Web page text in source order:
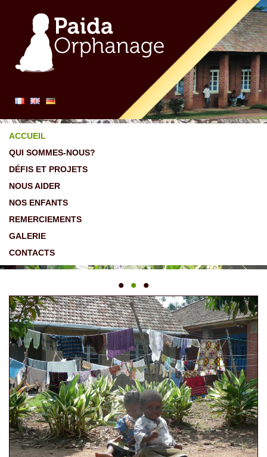
ACCUEIL
QUI SOMMES-NOUS?
DÉFIS ET PROJETS
NOUS AIDER
NOS ENFANTS
REMERCIEMENTS
GALERIE
CONTACTS
• • •